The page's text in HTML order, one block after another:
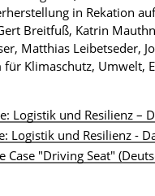
in Rekation
Breitfuß, Katrin
Matthias Leibetseder,
Klimaschutz, Umwelt,
Logistik und Resilienz –
Logistik und Resilienz -
"Driving Seat"